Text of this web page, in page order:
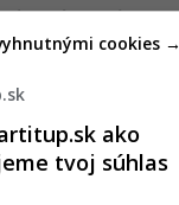
ktorá ostala v
previezli do
ako
tvoj súhlas
cookies →